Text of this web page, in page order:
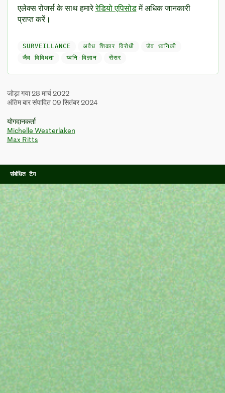
एलेक्स रोजर्स के साथ हमारेरेडियो एपिसोडमें अधिक जानकारी
प्राप्त करें।
SURVEILLANCE अवैध शिकार विरोधी
जैव ध्वनिकी
जैव विविधता
ध्वनि-विज्ञान सेंसर
जोड़ा गया 28 मार्च 2022
अंतिम बार संपादित 09 सितंबर 2024
योगदानकर्ता
Michelle Westerlaken
Max Ritts
संबंधित टैग